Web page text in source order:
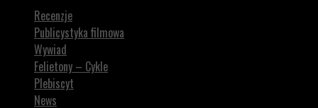
Recenzje
Publicystyka filmowa
Wywiad
Felietony – Cykle
Plebiscyt
News